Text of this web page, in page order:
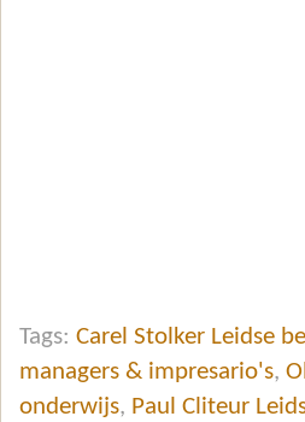
Tags: Carel Stolker Leidse
managers & impresario's,
onderwijs, Paul Cliteur